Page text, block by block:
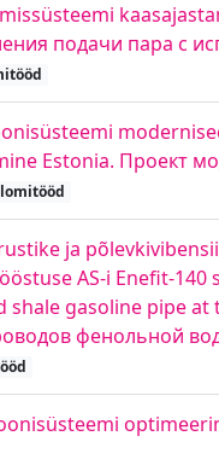
подачи пара с
Estonia. Проект
ja
AS-i Enefit-
shale gasoline pipe
фенольной